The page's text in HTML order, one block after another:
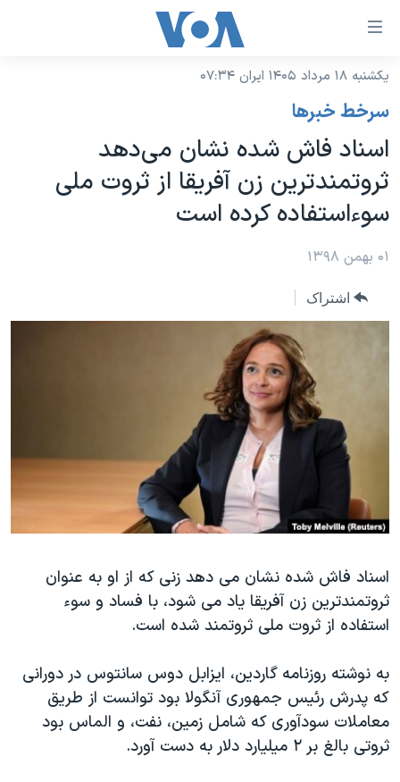
لینکهای
دسترسی
جهش
محتوای
اصلی
صفحه
جهش
به
نسخه سبک وب‌سایت
موضوع ها
ایران
آمریکا
جهان
ورزشی
گزیده‌ها
ویژه برنامه‌ها
فرهنگ و زندگی
حقوق شهروندی
علم و فناوری
گالری عکس
آرشیو پخش زنده
برنامه های تلویزیونی
جدول برنامه ها
صفحه‌های ویژه
جام جهانی ۲۰۲۶
عملیات خشم حماسی
بایگانی برنامه‌های تلویزیونی
مستندها
انتخابات ریاست جمهوری آمریکا ۲۰۲۴
حمله جمهوری اسلامی به اسرائیل
رمز مهسا
اعتراضات زن، زندگی، آزادی
مجموعه مستندهای دادخواهی
دادگاه حمید نوری
چهل سال گروگان‌گیری
قانون شفافیت دارائی کادر رهبری ایران
فرکانس‌های صدای آمریکا
پخش رادیویی
یادگیری زبان انگلیسی
دنبال کنید
زبانهای مختلف
یکشنبه ۱۸ مرداد ۱۴۰۵ ایران ۰۷:۳۴
سرخط خبرها
اسناد فاش شده نشان می‌دهد
ثروتمندترین زن آفریقا از ثروت ملی
سوءاستفاده کرده است
۰۱ بهمن ۱۳۹۸
اشتراک
اسناد فاش شده نشان می دهد زنی که از او به عنوان
ثروتمندترین زن آفریقا یاد می شود، با فساد و سوء
استفاده از ثروت ملی ثروتمند شده است.
به نوشته روزنامه گاردین، ایزابل دوس سانتوس در دورانی
که پدرش رئیس جمهوری آنگولا بود توانست از طریق
معاملات سودآوری که شامل زمین، نفت، و الماس بود
ثروتی بالغ بر ۲ میلیارد دلار به دست آورد.